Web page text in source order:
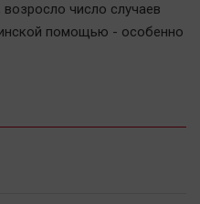
число случаев
помощью - особенно